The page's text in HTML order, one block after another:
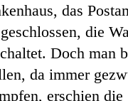
das
die
Doch man
da immer
erschien die